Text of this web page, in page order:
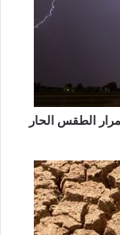
الطقس الحار